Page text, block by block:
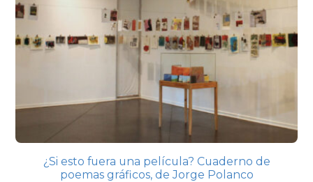
¿Si esto fuera una película? Cuaderno de
poemas gráficos, de Jorge Polanco